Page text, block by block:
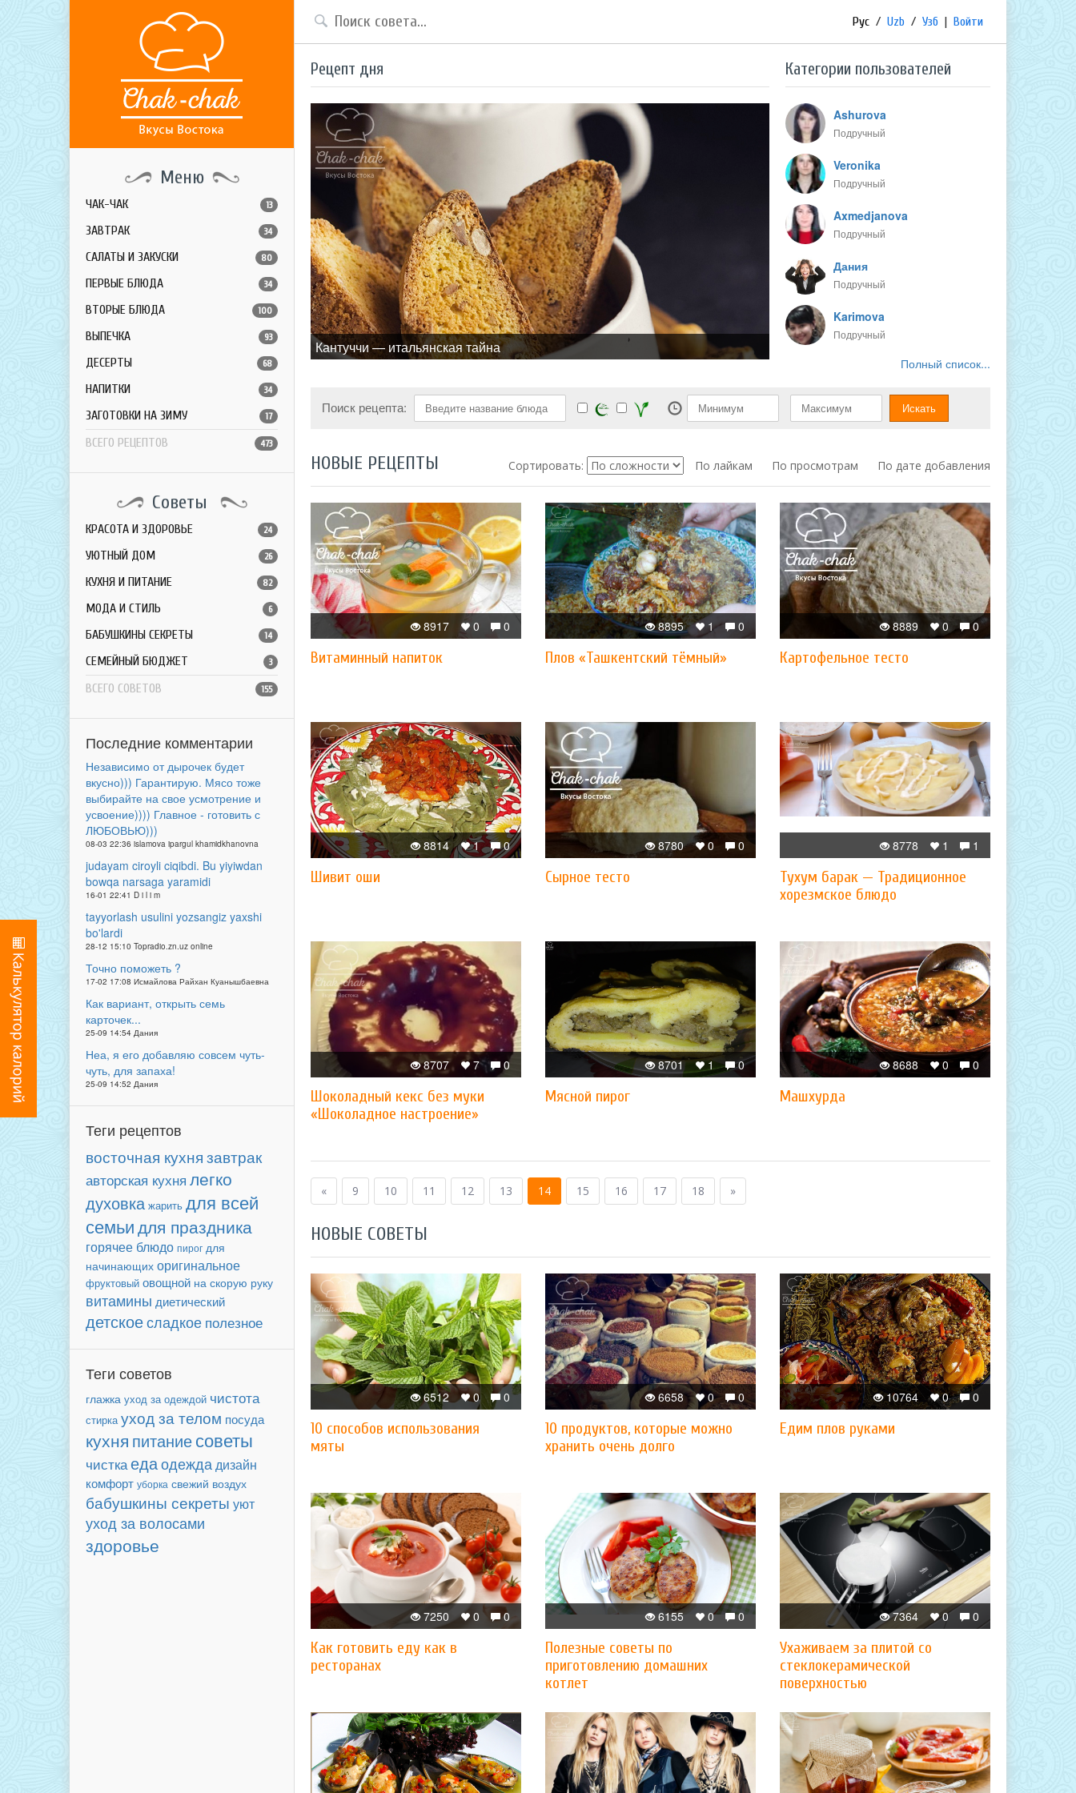
Меню
ЧАК-ЧАК 13
ЗАВТРАК 34
САЛАТЫ И ЗАКУСКИ 80
ПЕРВЫЕ БЛЮДА 34
ВТОРЫЕ БЛЮДА 100
ВЫПЕЧКА 93
ДЕСЕРТЫ 68
НАПИТКИ 34
ЗАГОТОВКИ НА ЗИМУ 17
ВСЕГО РЕЦЕПТОВ 473
Советы
КРАСОТА И ЗДОРОВЬЕ 24
УЮТНЫЙ ДОМ 26
КУХНЯ И ПИТАНИЕ 82
МОДА И СТИЛЬ 6
БАБУШКИНЫ СЕКРЕТЫ 14
СЕМЕЙНЫЙ БЮДЖЕТ 3
ВСЕГО СОВЕТОВ 155
Последние комментарии
Независимо от дырочек будет
вкусно))) Гарантирую. Мясо тоже
выбирайте на свое усмотрение и
усвоение)))) Главное - готовить с
ЛЮБОВЬЮ)))
08-03 22:36 islamova ipargul khamidkhanovna
judayam ciroyli ciqibdi. Bu yiyiwdan
bowqa narsaga yaramidi
16-01 22:41 D i l i m
tayyorlash usulini yozsangiz yaxshi
bo'lardi
28-12 15:10 Topradio.zn.uz online
Точно поможеть ?
17-02 17:08 Исмайлова Райхан Куанышбаевна
Как вариант, открыть семь
карточек...
25-09 14:54 Дания
Неа, я его добавляю совсем чуть-
чуть, для запаха!
25-09 14:52 Дания
Теги рецептов
восточная кухнязавтрак
авторская кухня легко
духовка жарить для всей
семьидля праздника
горячее блюдо пирог для
начинающих оригинальное
фруктовый овощной на скорую руку
витамины диетический
детскоесладкое полезное
Теги советов
глажка уход за одеждой чистота
стирка уход за телом посуда
кухня питаниесоветы
чисткаедаодеждадизайн
комфорт уборка свежий воздух
бабушкины секреты уют
уход за волосами
здоровье
Рус / Uzb / Узб | Войти
Рецепт дня
Кантуччи — итальянская тайна
Категории пользователей
Ashurova
Подручный
Veronika
Подручный
Axmedjanova
Подручный
Дания
Подручный
Karimova
Подручный
Полный список...
Поиск рецепта:
НОВЫЕ РЕЦЕПТЫ Сортировать: По лайкам По просмотрам По дате добавления
0
0
8917
Витаминный напиток
0
1
8895
Плов «Ташкентский тёмный»
0
0
8889
Картофельное тесто
0
1
8814
Шивит оши
0
0
8780
Сырное тесто
1
1
8778
Тухум барак — Традиционное
хорезмское блюдо
0
7
8707
Шоколадный кекс без муки
«Шоколадное настроение»
0
1
8701
Мясной пирог
0
0
8688
Машхурда
« 9 10 11 12 13 14 15 16 17 18 »
НОВЫЕ СОВЕТЫ
0
0
6512
10 способов использования
мяты
0
0
6658
10 продуктов, которые можно
хранить очень долго
0
0
10764
​Едим плов руками
0
0
7250
​Как готовить еду как в
ресторанах
0
0
6155
Полезные советы по
приготовлению домашних
котлет
0
0
7364
Ухаживаем за плитой со
стеклокерамической
поверхностью